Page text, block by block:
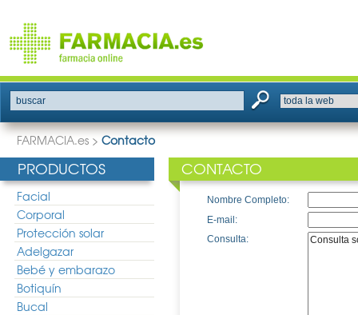
buscar
FARMACIA.es > Contacto
PRODUCTOS
Facial
Corporal
Protección solar
Adelgazar
Bebé y embarazo
Botiquín
Bucal
CONTACTO
Nombre Completo:
E-mail:
Consulta: